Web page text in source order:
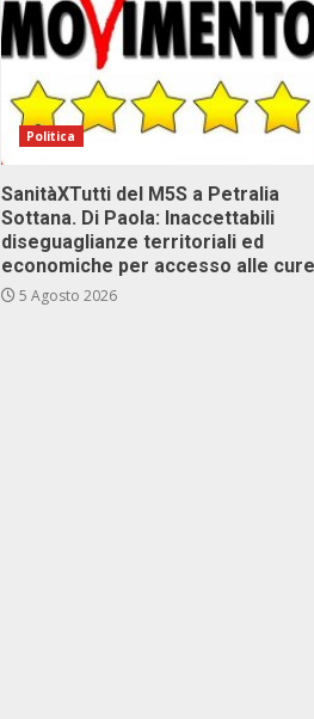
Politica
SanitàXTutti del M5S a Petralia
Sottana. Di Paola: Inaccettabili
diseguaglianze territoriali ed
economiche per accesso alle cure
5 Agosto 2026